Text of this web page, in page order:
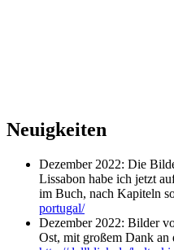
Neuigkeiten
Dezember 2022: Die
Lissabon habe ich jetzt
im Buch, nach Kapiteln
portugal/
Dezember 2022: Bilder
Ost, mit großem Dank